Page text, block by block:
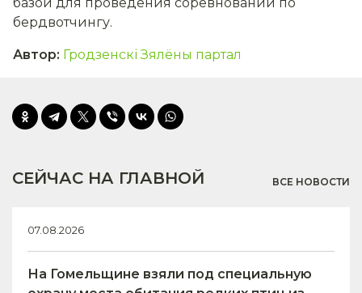
бердвотчингу.
Автор: Гродзенскі Зялёны партал
СЕЙЧАС НА ГЛАВНОЙ ВСЕ НОВОСТИ
07.08.2026
На Гомельщине взяли под специальную